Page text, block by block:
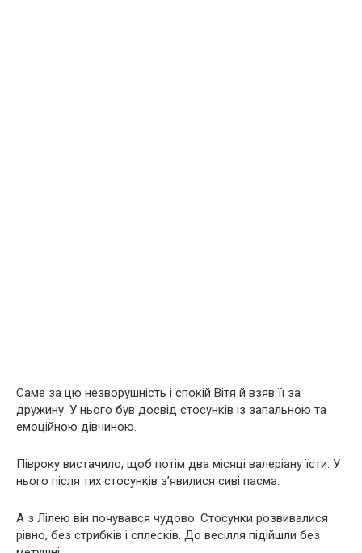
Саме за цю незворушність і спокій Вітя й взяв її за
дружину. У нього був досвід стосунків із запальною та
емоційною дівчиною.
Півроку вистачило, щоб потім два місяці валеріану їсти. У
нього після тих стосунків з’явилися сиві пасма.
А з Лілею він почувався чудово. Стосунки розвивалися
рівно, без стрибків і сплесків. До весілля підійшли без